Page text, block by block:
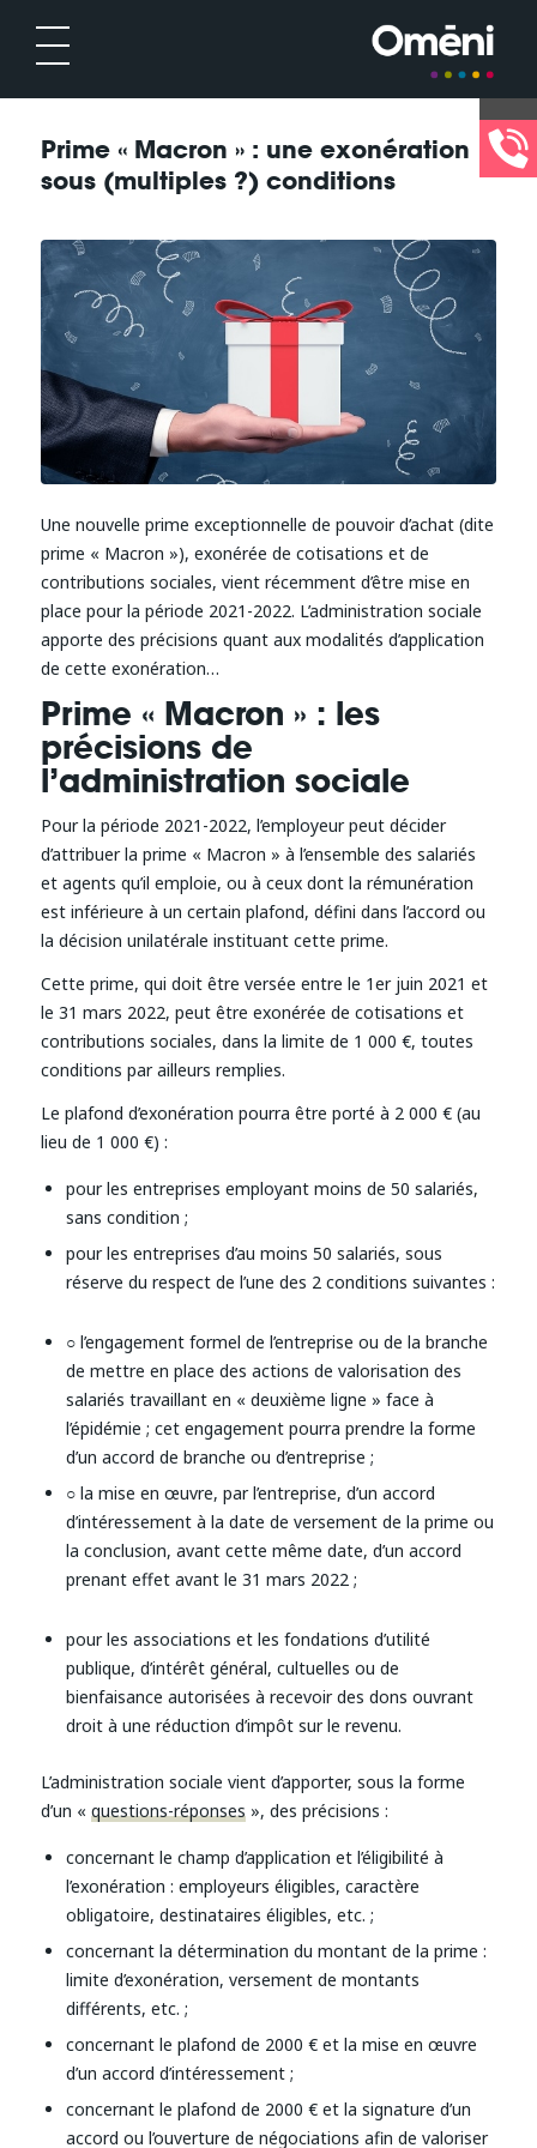
Prime « Macron » : une exonération
sous (multiples ?) conditions
Une nouvelle prime exceptionnelle de pouvoir d’achat (dite
prime « Macron »), exonérée de cotisations et de
contributions sociales, vient récemment d’être mise en
place pour la période 2021-2022. L’administration sociale
apporte des précisions quant aux modalités d’application
de cette exonération…
Prime « Macron » : les
précisions de
l’administration sociale
Pour la période 2021-2022, l’employeur peut décider
d’attribuer la prime « Macron » à l’ensemble des salariés
et agents qu’il emploie, ou à ceux dont la rémunération
est inférieure à un certain plafond, défini dans l’accord ou
la décision unilatérale instituant cette prime.
Cette prime, qui doit être versée entre le 1er juin 2021 et
le 31 mars 2022, peut être exonérée de cotisations et
contributions sociales, dans la limite de 1 000 €, toutes
conditions par ailleurs remplies.
Le plafond d’exonération pourra être porté à 2 000 € (au
lieu de 1 000 €) :
pour les entreprises employant moins de 50 salariés,
sans condition ;
pour les entreprises d’au moins 50 salariés, sous
réserve du respect de l’une des 2 conditions suivantes :
○ l’engagement formel de l’entreprise ou de la branche
de mettre en place des actions de valorisation des
salariés travaillant en « deuxième ligne » face à
l’épidémie ; cet engagement pourra prendre la forme
d’un accord de branche ou d’entreprise ;
○ la mise en œuvre, par l’entreprise, d’un accord
d’intéressement à la date de versement de la prime ou
la conclusion, avant cette même date, d’un accord
prenant effet avant le 31 mars 2022 ;
pour les associations et les fondations d’utilité
publique, d’intérêt général, cultuelles ou de
bienfaisance autorisées à recevoir des dons ouvrant
droit à une réduction d’impôt sur le revenu.
L’administration sociale vient d’apporter, sous la forme
d’un « questions-réponses», des précisions :
concernant le champ d’application et l’éligibilité à
l’exonération : employeurs éligibles, caractère
obligatoire, destinataires éligibles, etc. ;
concernant la détermination du montant de la prime :
limite d’exonération, versement de montants
différents, etc. ;
concernant le plafond de 2000 € et la mise en œuvre
d’un accord d’intéressement ;
concernant le plafond de 2000 € et la signature d’un
accord ou l’ouverture de négociations afin de valoriser